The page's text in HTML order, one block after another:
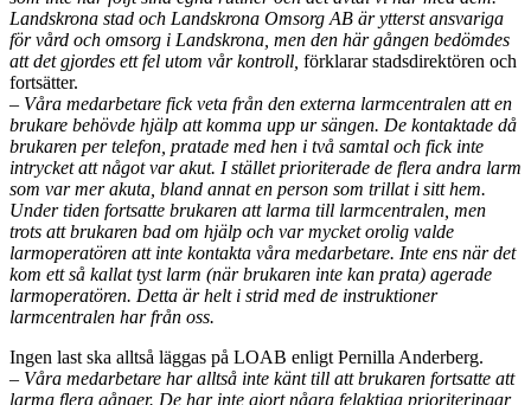
Landskrona stad och Landskrona Omsorg AB är ytterst ansvariga
för vård och omsorg i Landskrona, men den här gången bedömdes
att det gjordes ett fel utom vår kontroll, förklarar stadsdirektören och
fortsätter.
– Våra medarbetare fick veta från den externa larmcentralen att en
brukare behövde hjälp att komma upp ur sängen. De kontaktade då
brukaren per telefon, pratade med hen i två samtal och fick inte
intrycket att något var akut. I stället prioriterade de flera andra larm
som var mer akuta, bland annat en person som trillat i sitt hem.
Under tiden fortsatte brukaren att larma till larmcentralen, men
trots att brukaren bad om hjälp och var mycket orolig valde
larmoperatören att inte kontakta våra medarbetare. Inte ens när det
kom ett så kallat tyst larm (när brukaren inte kan prata) agerade
larmoperatören. Detta är helt i strid med de instruktioner
larmcentralen har från oss.
Ingen last ska alltså läggas på LOAB enligt Pernilla Anderberg.
– Våra medarbetare har alltså inte känt till att brukaren fortsatte att
larma flera gånger. De har inte gjort några felaktiga prioriteringar